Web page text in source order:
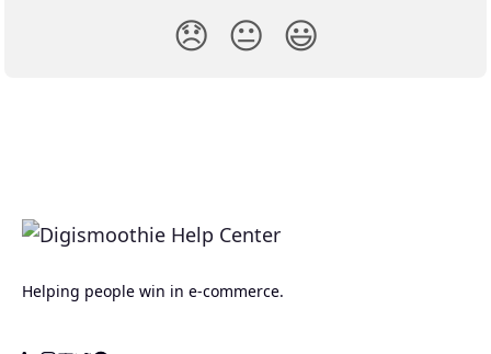
😞 😐 😃
Helping people win in e-commerce.